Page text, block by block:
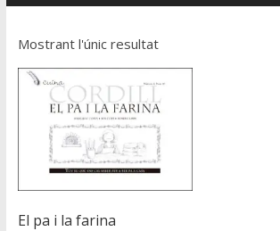
Mostrant l'únic resultat
El pa i la farina